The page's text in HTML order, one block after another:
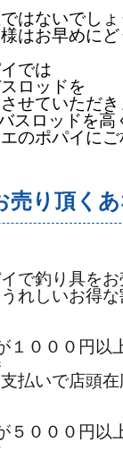
はないでしょ
はお早めにど
では
ロッドを
せていただき
スロッドを高
のポパイにご
売り頂く
で釣り具を
れしいお得
１０００円以
払いで店頭在
５０００円以